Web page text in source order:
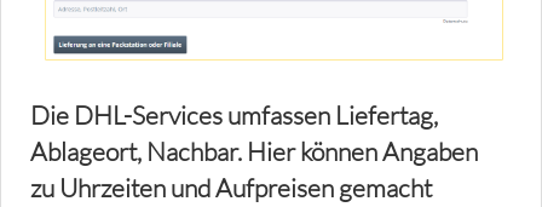
Die DHL-Services umfassen Liefertag,
Ablageort, Nachbar. Hier können Angaben
zu Uhrzeiten und Aufpreisen gemacht